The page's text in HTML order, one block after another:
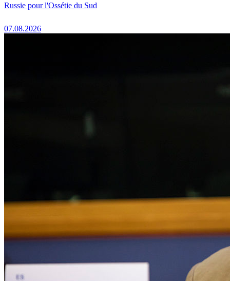
Russie pour l'Ossétie du Sud
07.08.2026